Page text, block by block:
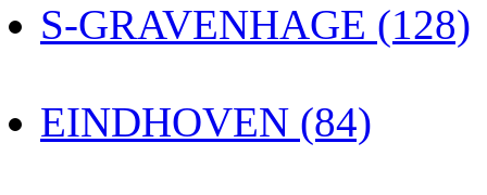
S-GRAVENHAGE (128)
EINDHOVEN (84)